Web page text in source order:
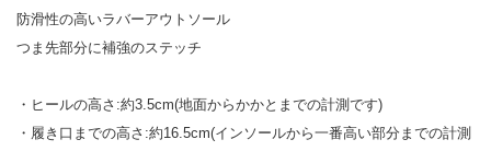
防滑性の高いラバーアウトソール
つま先部分に補強のステッチ
・ヒールの高さ:約3.5cm(地面からかかとまでの計測です)
・履き口までの高さ:約16.5cm(インソールから一番高い部分までの計測